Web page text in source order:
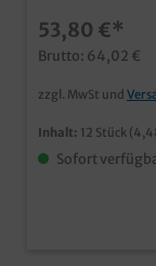
genormtleicht
53,80 €*
Brutto: 64,02 €
zzgl. MwSt und
Inhalt: 12 Stück
Sofort